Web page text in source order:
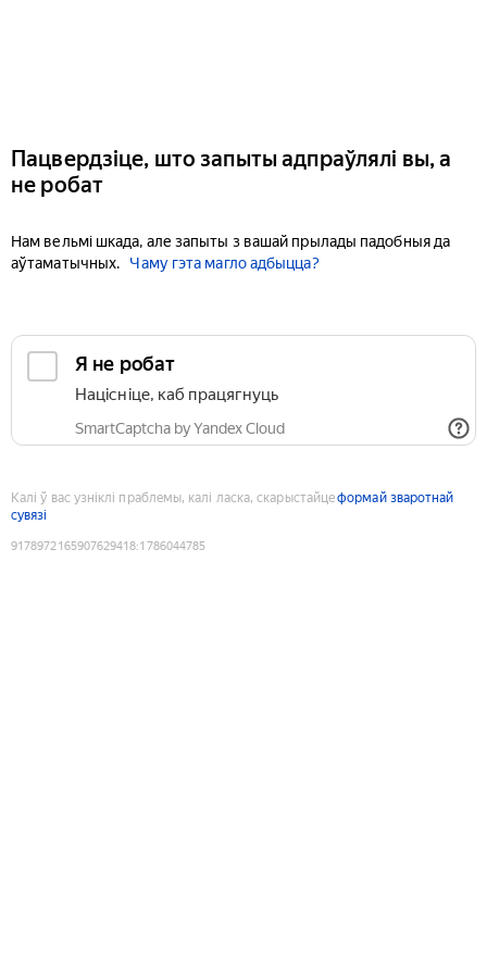
Пацвердзіце, што запыты адпраўлялі вы, а
не робат
Нам вельмі шкада, але запыты з вашай прылады падобныя да
аўтаматычных.
Чаму гэта магло адбыцца?
Я не робат
Націсніце, каб працягнуць
SmartCaptcha by Yandex Cloud
Калі ў вас узніклі праблемы, калі ласка, скарыстайцеформай зваротнай
сувязі
9178972165907629418:1786044785